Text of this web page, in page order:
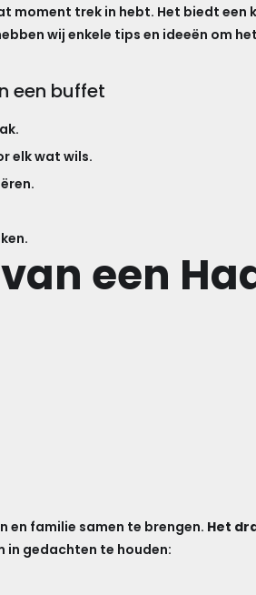
moment trek in hebt. Het biedt een
wij enkele tips en ideeën om
een buffet
elk wat wils.
een
en familie samen te brengen. Het
in gedachten te houden: